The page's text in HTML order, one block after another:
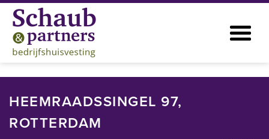
HEEMRAADSSINGEL 97,
ROTTERDAM